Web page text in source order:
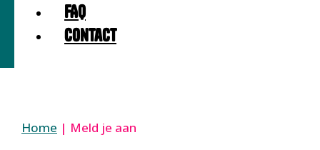
FAQ
Contact
Home | Meld je aan